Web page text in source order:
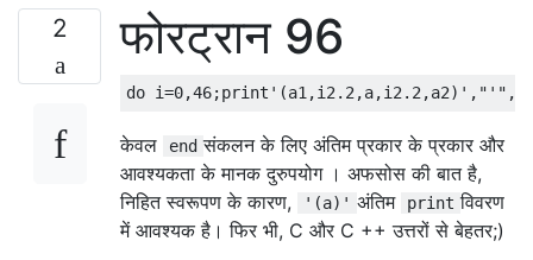
2 फोरट्रान 96
केवल end संकलन के लिए अंतिम प्रकार के प्रकार और
आवश्यकता के मानक दुरुपयोग । अफसोस की बात है,
निहित स्वरूपण के कारण,
'(a)' अंतिम print विवरण
में आवश्यक है। फिर भी, C और C ++ उत्तरों से बेहतर;)